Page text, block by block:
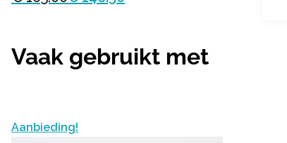
Vaak gebruikt met
Aanbieding!